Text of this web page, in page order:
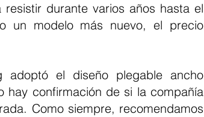
durante varios años hasta el
un modelo más nuevo, el precio
adoptó el diseño plegable ancho
hay confirmación de si la compañía
Como siempre, recomendamos